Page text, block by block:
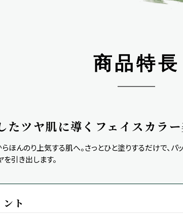
商品特長
たツヤ肌に導くフェイスカラー
ほんのり上気する肌へ。さっとひと塗りするだけで、パ
引き出します。
ト